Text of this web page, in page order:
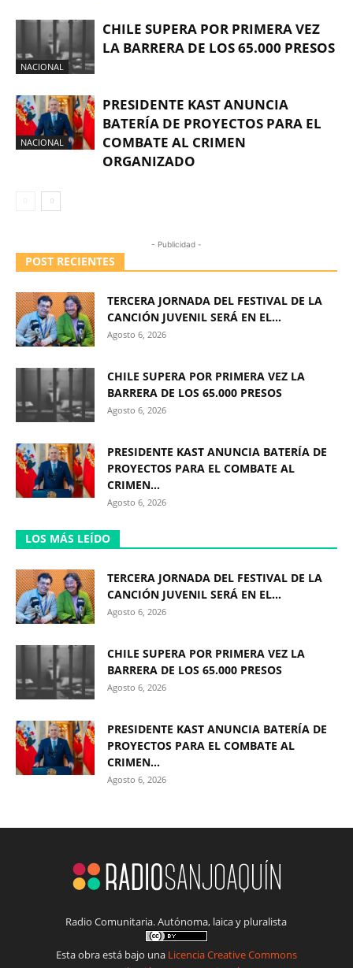
NACIONAL
CHILE SUPERA POR PRIMERA VEZ
LA BARRERA DE LOS 65.000 PRESOS
NACIONAL
PRESIDENTE KAST ANUNCIA
BATERÍA DE PROYECTOS PARA EL
COMBATE AL CRIMEN
ORGANIZADO
- Publicidad -
POST RECIENTES
TERCERA JORNADA DEL FESTIVAL DE LA
CANCIÓN JUVENIL SERÁ EN EL...
Agosto 6, 2026
CHILE SUPERA POR PRIMERA VEZ LA
BARRERA DE LOS 65.000 PRESOS
Agosto 6, 2026
PRESIDENTE KAST ANUNCIA BATERÍA DE
PROYECTOS PARA EL COMBATE AL
CRIMEN...
Agosto 6, 2026
LOS MÁS LEÍDO
TERCERA JORNADA DEL FESTIVAL DE LA
CANCIÓN JUVENIL SERÁ EN EL...
Agosto 6, 2026
CHILE SUPERA POR PRIMERA VEZ LA
BARRERA DE LOS 65.000 PRESOS
Agosto 6, 2026
PRESIDENTE KAST ANUNCIA BATERÍA DE
PROYECTOS PARA EL COMBATE AL
CRIMEN...
Agosto 6, 2026
Radio Comunitaria. Autónoma, laica y pluralista
Esta obra está bajo una Licencia Creative Commons